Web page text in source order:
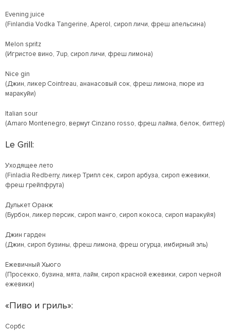
Evening juice
(Finlandia Vodka Tangerine, Aperol, сироп личи, фреш апельсина)
Melon spritz
(Игристое вино, 7up, сироп личи, фреш лимона)
Nice gin
(Джин, ликер Cointreau, ананасовый сок, фреш лимона, пюре из
маракуйи)
Italian sour
(Amaro Montenegro, вермут Cinzano rosso, фреш лайма, белок, биттер)
Le Grill:
Уходящее лето
(Finladia Redberry, ликер Трипл сек, сироп арбуза, сироп ежевики,
фреш грейпфрута)
Дулькет Оранж
(Бурбон, ликер персик, сироп манго, сироп кокоса, сироп маракуйя)
Джин гарден
(Джин, сироп бузины, фреш лимона, фреш огурца, имбирный эль)
Ежевичный Хьюго
(Просекко, бузина, мята, лайм, сироп красной ежевики, сироп черной
ежевики)
«Пиво и гриль»:
Сорбс